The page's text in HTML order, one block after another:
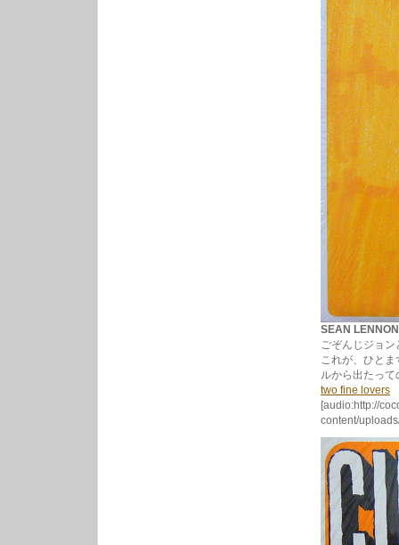
SEAN
ごぞんじジョン
これが、ひと
ルから出たっ
two fine lovers
[audio:http://
content/